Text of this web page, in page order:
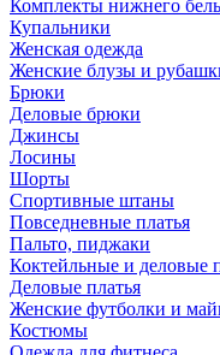
Комплекты нижнего
Купальники
Женская одежда
Женские блузы и
Брюки
Деловые брюки
Джинсы
Лосины
Шорты
Спортивные штаны
Повседневные платья
Пальто, пиджаки
Коктейльные и деловые
Деловые платья
Женские футболки и
Костюмы